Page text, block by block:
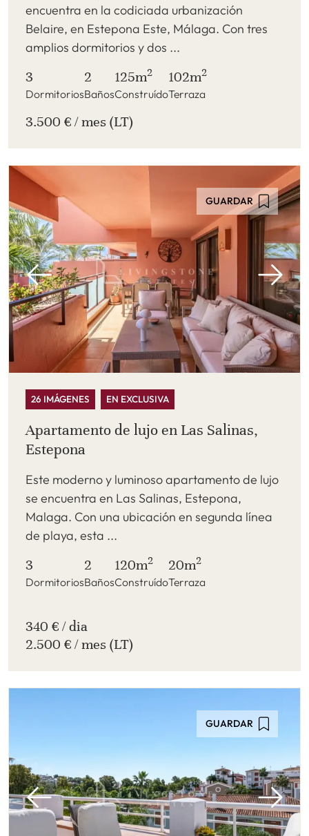
encuentra en la codiciada urbanización
Belaire, en Estepona Este, Málaga. Con tres
amplios dormitorios y dos ...
3
Dormitorios
2
Baños
125m2
Construído
102m2
Terraza
3.500 € / mes (LT)
GUARDAR
26 IMÁGENES EN EXCLUSIVA
Apartamento de lujo en Las Salinas,
Estepona
Este moderno y luminoso apartamento de lujo
se encuentra en Las Salinas, Estepona,
Malaga. Con una ubicación en segunda línea
de playa, esta ...
3
Dormitorios
2
Baños
120m2
Construído
20m2
Terraza
340 € / dia
2.500 € / mes (LT)
GUARDAR